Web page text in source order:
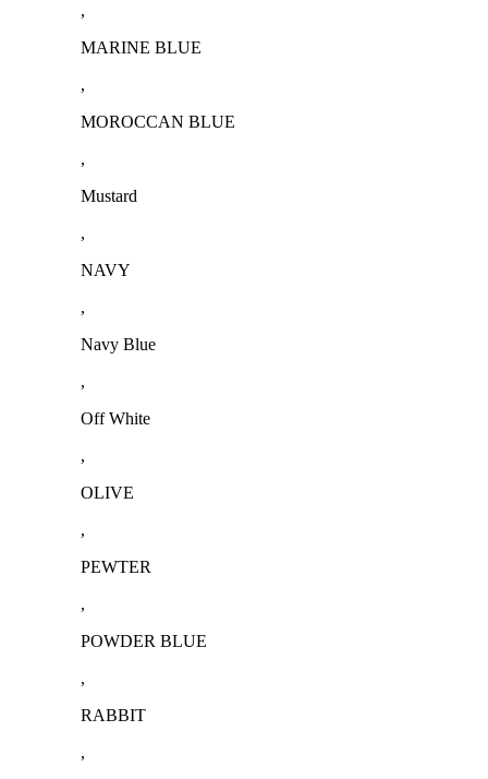
,
MARINE BLUE
,
MOROCCAN BLUE
,
Mustard
,
NAVY
,
Navy Blue
,
Off White
,
OLIVE
,
PEWTER
,
POWDER BLUE
,
RABBIT
,